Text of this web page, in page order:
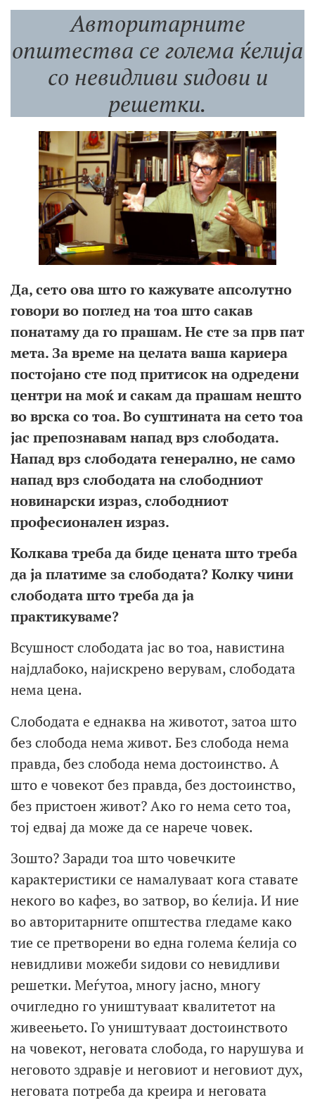
Авторитарните
општества се голема ќелија
со невидливи ѕидови и
решетки.
Да, сето ова што го кажувате апсолутно
говори во поглед натоа што сакав
понатаму да го прашам.Не сте за прв пат
мета.За време на целата ваша кариера
постојаносте под притисок наодредени
центри на моќ и сакам да прашамнешто
во врска со тоа. Во суштината на сето тоа
јас препознавам напад врз слободата.
Напад врз слободата генерално, не само
напад врз слободата наслободниот
новинарски израз,слободниот
професионален израз.
Колкава треба да биде цената штотреба
да ја платиме за слободата? Колку чини
слободаташто треба да ја
практикуваме?
Всушност слободата јас во тоа, навистина
најдлабоко, најискрено верувам, слободата
нема цена.
Слободата е еднаква на животот, затоа што
без слобода нема живот. Без слобода нема
правда, без слобода нема достоинство. А
што е човекот без правда, без достоинство,
без пристоен живот? Ако го нема сето тоа,
тој едвај да може да се нарече човек.
Зошто? Заради тоа што човечките
карактеристики се намалуваат кога ставате
некого во кафез, во затвор, во ќелија. И ние
во авторитарните општества гледаме како
тие се претворени во една голема ќелија со
невидливи можеби ѕидови со невидливи
решетки. Меѓутоа, многу јасно, многу
очигледно го уништуваат квалитетот на
живеењето. Го уништуваат достоинството
на човекот, неговата слобода, го нарушува и
неговото здравје и неговиот и неговиот дух,
неговата потреба да креира и неговата